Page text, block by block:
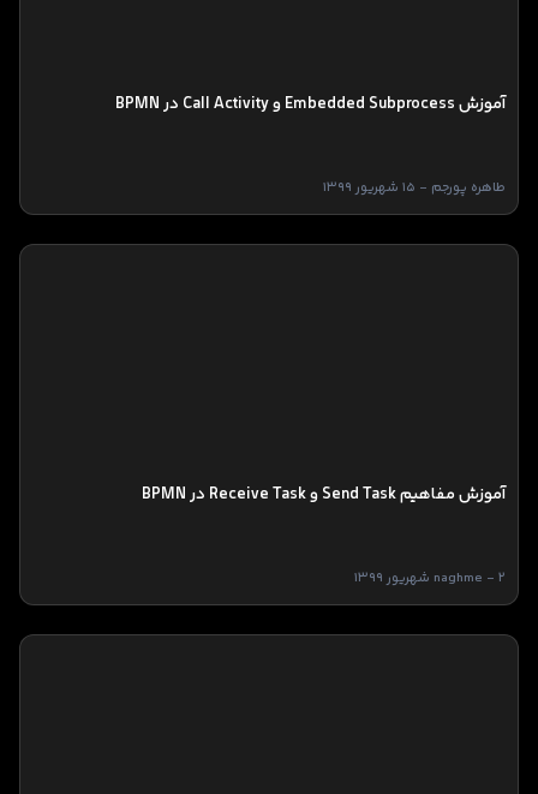
آموزش Embedded Subprocess و Call Activity در BPMN
طاهره پورجم - 15 شهریور 1399
آموزش مفاهیم Send Task و Receive Task در BPMN
naghme - 2 شهریور 1399